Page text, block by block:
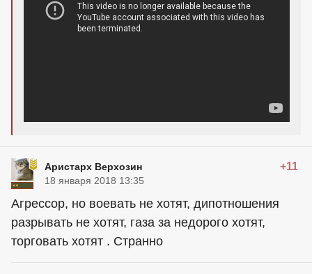
Аристарх Верхозин +11
18 января 2018 13:35
Агрессор, но воевать не хотят, дипотношения
разрывать не хотят, газа за недорого хотят,
торговать хотят . Странно